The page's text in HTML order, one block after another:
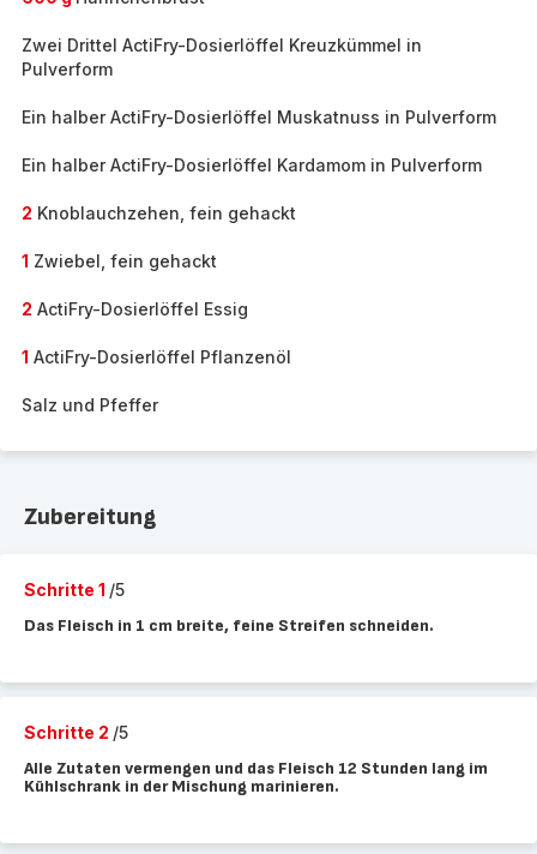
Zwei Drittel ActiFry-Dosierlöffel Kreuzkümmel in
Pulverform
Ein halber ActiFry-Dosierlöffel Muskatnuss in Pulverform
Ein halber ActiFry-Dosierlöffel Kardamom in Pulverform
2 Knoblauchzehen, fein gehackt
1 Zwiebel, fein gehackt
2 ActiFry-Dosierlöffel Essig
1 ActiFry-Dosierlöffel Pflanzenöl
Salz und Pfeffer
Zubereitung
Schritte 1 /5
Das Fleisch in 1 cm breite, feine Streifen schneiden.
Schritte 2 /5
Alle Zutaten vermengen und das Fleisch 12 Stunden lang im
Kühlschrank in der Mischung marinieren.